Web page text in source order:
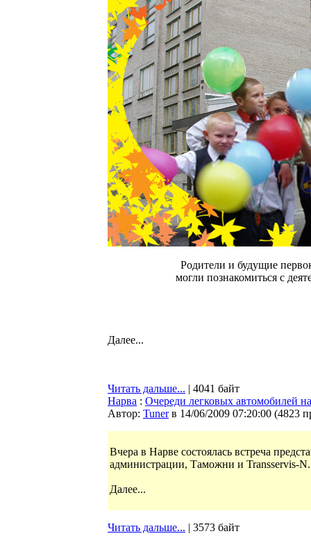
Родители и будущие
могли познакомиться с
Далее...
Читать дальше... | 4041 байт
Нарва : Очереди легковых автомобилей
Автор: Tuner в 14/06/2009 07:20:00 (4823
Вчера в Нарве состоялась встреча
администрации, Таможни и Transservis-
Далее...
Читать дальше... | 3573 байт